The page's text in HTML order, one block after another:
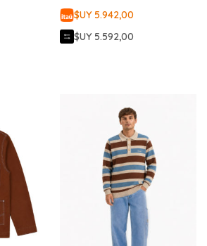
$UY 5.942,00
$UY 5.592,00